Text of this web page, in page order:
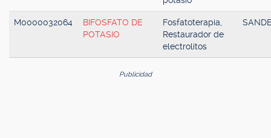
M0000032064
BIFOSFATO DE
POTASIO
Fosfatoterapia,
Restaurador de
electrolitos
Publicidad